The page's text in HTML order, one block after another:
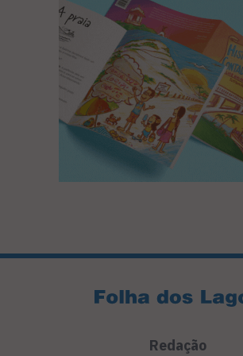
Redação